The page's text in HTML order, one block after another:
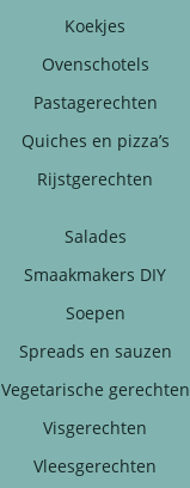
Koekjes
Ovenschotels
Pastagerechten
Quiches en pizza’s
Rijstgerechten
Salades
Smaakmakers DIY
Soepen
Spreads en sauzen
Vegetarische gerechten
Visgerechten
Vleesgerechten